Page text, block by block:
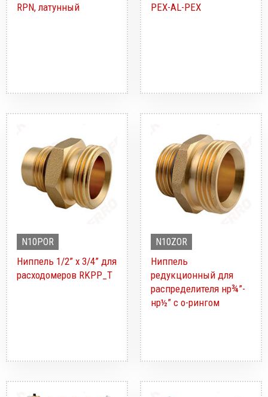
RPN, латунный
PEX-AL-PEX
N10POR
Ниппель 1/2” x 3/4” для
расходомеров RKPP_T
N10ZOR
Ниппель
редукционный для
распределителя нр¾”-
нр½” с о-рингом